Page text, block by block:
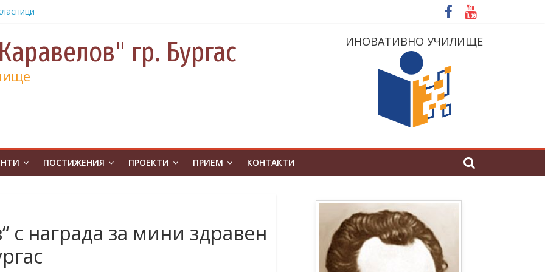
на
и 130
за
в ОУ
гр. Бургас ИНОВАТИВНО УЧИЛИЩЕ
ПОСТИЖЕНИЯ ПРОЕКТИ ПРИЕМ КОНТАКТИ
с награда за мини здравен